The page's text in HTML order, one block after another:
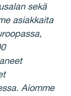
sekä
asiakkaita
Aiomme